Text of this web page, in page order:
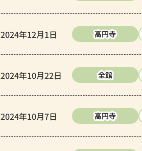
2024年12月1日 高円寺
2024年10月22日 全館
2024年10月7日 高円寺